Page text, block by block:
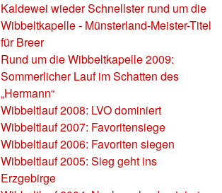
Kaldewei wieder Schnellster rund um die
Wibbeltkapelle - Münsterland-Meister-Titel
für Breer
Rund um die Wibbeltkapelle 2009:
Sommerlicher Lauf im Schatten des
„Hermann“
Wibbeltlauf 2008: LVO dominiert
Wibbeltlauf 2007: Favoritensiege
Wibbeltlauf 2006: Favoriten siegen
Wibbeltlauf 2005: Sieg geht ins
Erzgebirge